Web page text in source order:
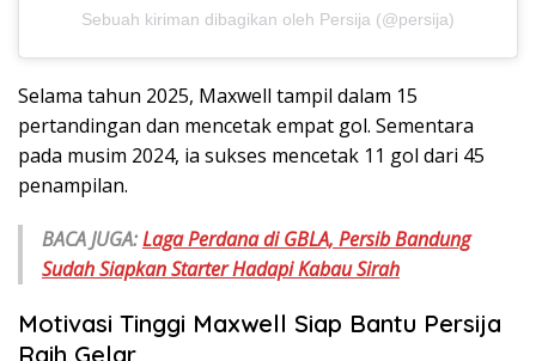
Sebuah kiriman dibagikan oleh Persija (@persija)
Selama tahun 2025, Maxwell tampil dalam 15
pertandingan dan mencetak empat gol. Sementara
pada musim 2024, ia sukses mencetak 11 gol dari 45
penampilan.
BACA JUGA:Laga Perdana di GBLA, Persib Bandung
Sudah Siapkan Starter Hadapi Kabau Sirah
Motivasi Tinggi Maxwell Siap Bantu Persija
Raih Gelar